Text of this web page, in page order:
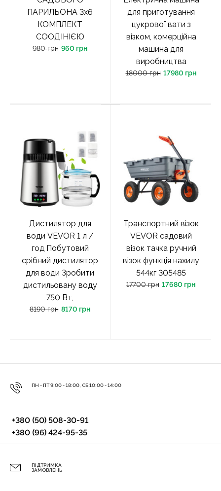
ПАРИЛЬОНА 3x6
КОМПЛЕКТ
СООДІНІЄЮ
980 грн 960 грн
для приготування
цукрової вати з
візком, комерційна
машина для
виробництва
18000 грн 17980 грн
Дистилятор для
води VEVOR 1 л /
год Побутовий
срібний дистилятор
для води Зробити
дистильовану воду
750 Вт,
8190 грн 8170 грн
Транспортний візок
VEVOR садовий
візок тачка ручний
візок функція нахилу
544кг 305485
17700 грн 17680 грн
ПН - ПТ 9:00 - 18:00, СБ 10:00 - 14:00
+380 (50) 508-30-91
+380 (96) 424-95-35
ПІДТРИМКА
ЗАМОВЛЕНЬ